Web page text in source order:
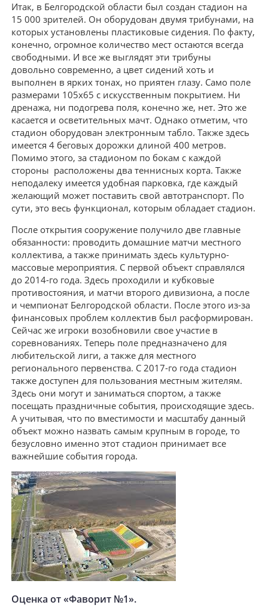
Итак, в Белгородской области был создан стадион на
15 000 зрителей. Он оборудован двумя трибунами, на
которых установлены пластиковые сидения. По факту,
конечно, огромное количество мест остаются всегда
свободными. И все же выглядят эти трибуны
довольно современно, а цвет сидений хоть и
выполнен в ярких тонах, но приятен глазу. Само поле
размерами 105х65 с искусственным покрытием. Ни
дренажа, ни подогрева поля, конечно же, нет. Это же
касается и осветительных мачт. Однако отметим, что
стадион оборудован электронным табло. Также здесь
имеется 4 беговых дорожки длиной 400 метров.
Помимо этого, за стадионом по бокам с каждой
стороны расположены два теннисных корта. Также
неподалеку имеется удобная парковка, где каждый
желающий может поставить свой автотранспорт. По
сути, это весь функционал, которым обладает стадион.
После открытия сооружение получило две главные
обязанности: проводить домашние матчи местного
коллектива, а также принимать здесь культурно-
массовые мероприятия. С первой объект справлялся
до 2014-го года. Здесь проходили и кубковые
противостояния, и матчи второго дивизиона, а после
и чемпионат Белгородской области. После этого из-за
финансовых проблем коллектив был расформирован.
Сейчас же игроки возобновили свое участие в
соревнованиях. Теперь поле предназначено для
любительской лиги, а также для местного
регионального первенства. С 2017-го года стадион
также доступен для пользования местным жителям.
Здесь они могут и заниматься спортом, а также
посещать праздничные события, происходящие здесь.
А учитывая, что по вместимости и масштабу данный
объект можно назвать самым крупным в городе, то
безусловно именно этот стадион принимает все
важнейшие события города.
Оценка от «Фаворит №1».